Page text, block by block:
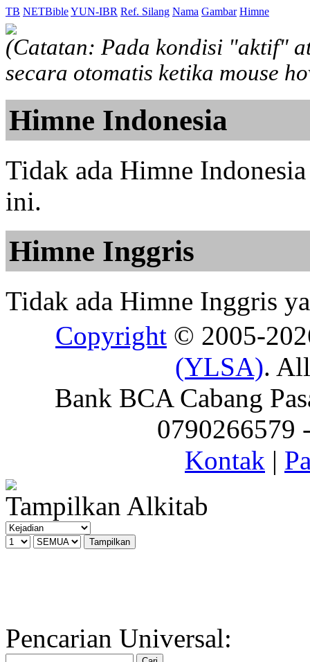
TB NETBibleYUN-IBR Ref. Silang Nama Gambar Himne
(Catatan: Pada kondisi "aktif"
secara otomatis ketika mouse
Himne Indonesia
Tidak ada Himne
ini.
Himne Inggris
Tidak ada Himne Inggris
Copyright © 2005-
(YLSA).
Bank BCA Cabang
0790266579
Kontak |
Tampilkan Alkitab
Pencarian Universal: